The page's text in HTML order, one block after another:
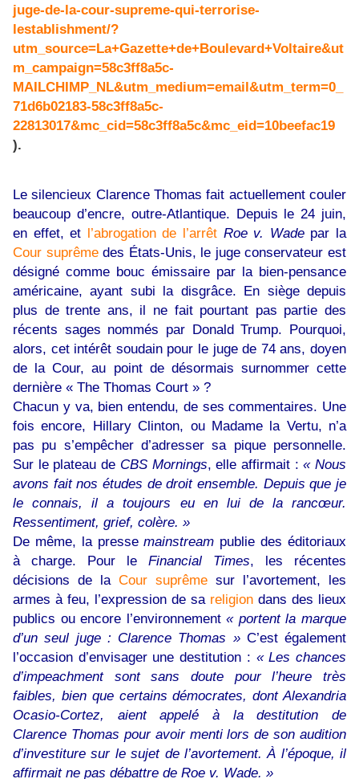
juge-de-la-cour-supreme-qui-terrorise-
lestablishment/?
utm_source=La+Gazette+de+Boulevard+Voltaire&ut
m_campaign=58c3ff8a5c-
MAILCHIMP_NL&utm_medium=email&utm_term=0_
71d6b02183-58c3ff8a5c-
22813017&mc_cid=58c3ff8a5c&mc_eid=10beefac19
).
Le silencieux Clarence Thomas fait actuellement couler
beaucoup d’encre, outre-Atlantique. Depuis le 24 juin,
en effet, et l’abrogation de l’arrêt Roe v. Wadepar la
Cour suprêmedes États-Unis, le juge conservateur est
désigné comme bouc émissaire par la bien-pensance
américaine, ayant subi la disgrâce. En siège depuis
plus de trente ans, il ne fait pourtant pas partie des
récents sages nommés par Donald Trump. Pourquoi,
alors, cet intérêt soudain pour le juge de 74 ans, doyen
de la Cour, au point de désormais surnommer cette
dernière « The Thomas Court » ?
Chacun y va, bien entendu, de ses commentaires. Une
fois encore, Hillary Clinton, ou Madame la Vertu, n’a
pas pu s’empêcher d’adresser sa pique personnelle.
Sur le plateau de CBS Mornings, elle affirmait :« Nous
avons fait nos études de droit ensemble. Depuis que je
le connais, il a toujours eu en lui de la rancœur.
Ressentiment, grief, colère. »
De même, la pressemainstream publie des éditoriaux
à charge. Pour le Financial Times, les récentes
décisions de la Cour suprême sur l’avortement, les
armes à feu, l’expression de sa religion dans des lieux
publics ou encore l’environnement« portent la marque
d’un seul juge : Clarence Thomas »C’est également
l’occasion d’envisager une destitution : « Les chances
d’impeachment sont sans doute pour l’heure très
faibles, bien que certains démocrates, dont Alexandria
Ocasio-Cortez, aient appelé à la destitution de
Clarence Thomas pour avoir menti lors de son audition
d’investiture sur le sujet de l’avortement. À l’époque, il
affirmait ne pas débattre de Roe v. Wade. »